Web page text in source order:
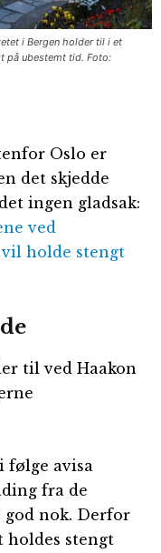
i Bergen holder til i et
på ubestemt tid. Foto:
Oslo er
det skjedde
ingen gladsak:
ved
holde stengt
til ved Haakon
følge avisa
fra de
god nok. Derfor
holdes stengt